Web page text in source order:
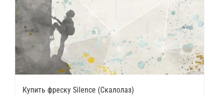
Купить фреску Silence (Скалолаз)